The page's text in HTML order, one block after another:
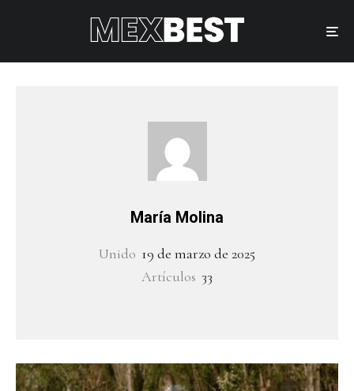
María Molina
Unido 19 de marzo de 2025
Artículos 33